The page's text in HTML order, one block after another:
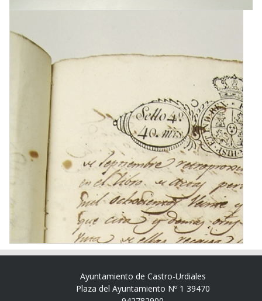
Ayuntamiento de Castro-Urdiales
Plaza del Ayuntamiento Nº 1 39470